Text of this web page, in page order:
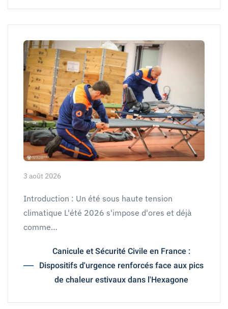
3 août 2026
Introduction : Un été sous haute tension
climatique L'été 2026 s'impose d'ores et déjà
comme…
Canicule et Sécurité Civile en France :
Dispositifs d'urgence renforcés face aux pics
de chaleur estivaux dans l'Hexagone